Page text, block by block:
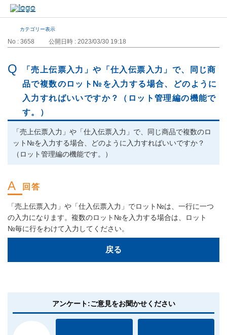
カテゴリー表示
No : 3658 公開日時 : 2023/03/30 19:18
「売上伝票入力」や「仕入伝票入力」で、同じ商
品で複数のロット№を入力する場合、どのように
入力すればいいですか？（ロット管理編の機能で
す。）
「売上伝票入力」や「仕入伝票入力」で、同じ商品で複数のロ
ット№を入力する場合、どのように入力すればいいですか？
（ロット管理編の機能です。）
「売上伝票入力」や「仕入伝票入力」でロット№は、一行に一つ
の入力になります。複数のロット№を入力する場合は、ロット
№毎に行をわけて入力してください。
戻る
アンケート:ご意見をお聞かせください